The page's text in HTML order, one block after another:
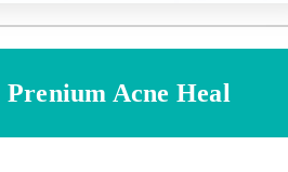
Prenium Acne Heal